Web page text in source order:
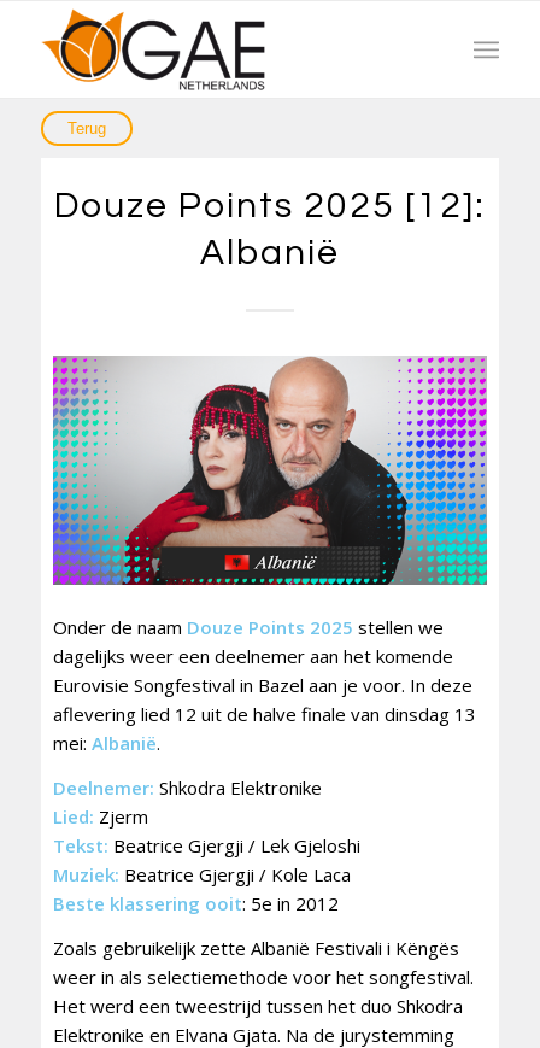
Douze Points 2025 [12]:
Albanië
Onder de naam Douze Points 2025 stellen we
dagelijks weer een deelnemer aan het komende
Eurovisie Songfestival in Bazel aan je voor. In deze
aflevering lied 12 uit de halve finale van dinsdag 13
mei: Albanië.
Deelnemer: Shkodra Elektronike
Lied: Zjerm
Tekst: Beatrice Gjergji / Lek Gjeloshi
Muziek: Beatrice Gjergji / Kole Laca
Beste klassering ooit: 5e in 2012
Zoals gebruikelijk zette Albanië Festivali i Këngës
weer in als selectiemethode voor het songfestival.
Het werd een tweestrijd tussen het duo Shkodra
Elektronike en Elvana Gjata. Na de jurystemming